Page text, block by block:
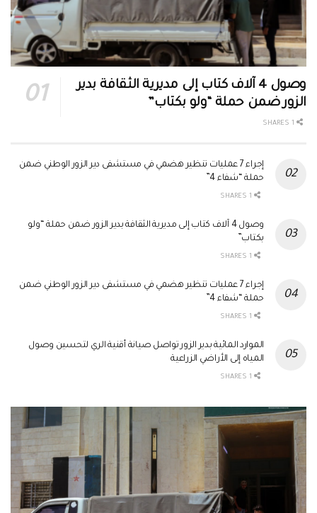
وصول 4 آلاف كتاب إلى مديرية الثقافة بدير
الزور ضمن حملة “ولو بكتاب”
إجراء 7 عمليات تنظير هضمي في مستشفى دير الزور الوطني ضمن
حملة “شفاء 4”
وصول 4 آلاف كتاب إلى مديرية الثقافة بدير الزور ضمن حملة “ولو
بكتاب”
إجراء 7 عمليات تنظير هضمي في مستشفى دير الزور الوطني ضمن
حملة “شفاء 4”
الموارد المائية بدير الزور تواصل صيانة أقنية الري لتحسين وصول
المياه إلى الأراضي الزراعية